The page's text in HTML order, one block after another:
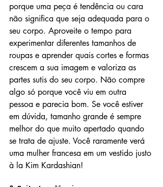
porque uma peça é tendência ou cara
não significa que seja adequada para o
seu corpo. Aproveite o tempo para
experimentar diferentes tamanhos de
roupas e aprender quais cortes e formas
crescem a sua imagem e valoriza as
partes sutis do seu corpo. Não compre
algo só porque você viu em outra
pessoa e parecia bom. Se você estiver
em dúvida, tamanho grande é sempre
melhor do que muito apertado quando
se trata de ajuste. Você raramente verá
uma mulher francesa em um vestido justo
à la Kim Kardashian!